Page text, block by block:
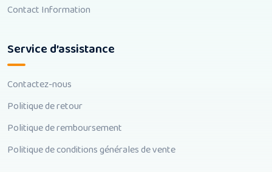
Contact Information
Service d’assistance
Contactez-nous
Politique de retour
Politique de remboursement
Politique de conditions générales de vente